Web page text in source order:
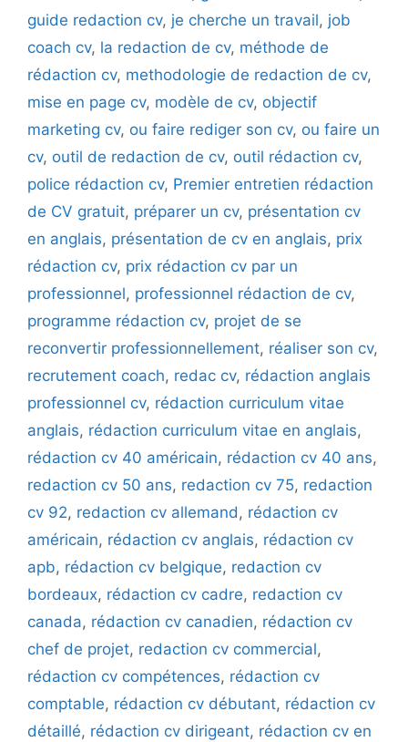
guide redaction cv, je cherche un travail, job
coach cv, la redaction de cv, méthode de
rédaction cv, methodologie de redaction de cv,
mise en page cv, modèle de cv, objectif
marketing cv, ou faire rediger son cv, ou faire un
cv, outil de redaction de cv, outil rédaction cv,
police rédaction cv, Premier entretien rédaction
de CV gratuit, préparer un cv, présentation cv
en anglais, présentation de cv en anglais, prix
rédaction cv, prix rédaction cv par un
professionnel, professionnel rédaction de cv,
programme rédaction cv, projet de se
reconvertir professionnellement, réaliser son cv,
recrutement coach, redac cv, rédaction anglais
professionnel cv, rédaction curriculum vitae
anglais, rédaction curriculum vitae en anglais,
rédaction cv 40 américain, rédaction cv 40 ans,
redaction cv 50 ans, redaction cv 75, redaction
cv 92, redaction cv allemand, rédaction cv
américain, rédaction cv anglais, rédaction cv
apb, rédaction cv belgique, redaction cv
bordeaux, rédaction cv cadre, redaction cv
canada, rédaction cv canadien, rédaction cv
chef de projet, redaction cv commercial,
rédaction cv compétences, rédaction cv
comptable, rédaction cv débutant, rédaction cv
détaillé, rédaction cv dirigeant, rédaction cv en